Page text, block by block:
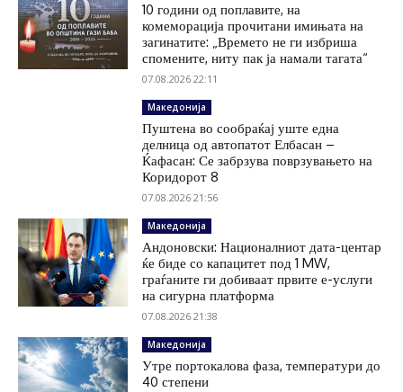
10 години од поплавите, на
комеморација прочитани имињата на
загинатите: „Времето не ги избриша
спомените, ниту пак ја намали тагата“
07.08.2026 22:11
Македонија
Пуштена во сообраќај уште една
делница од автопатот Елбасан –
Ќафасан: Се забрзува поврзувањето на
Коридорот 8
07.08.2026 21:56
Македонија
Андоновски: Националниот дата-центар
ќе биде со капацитет под 1 MW,
граѓаните ги добиваат првите е-услуги
на сигурна платформа
07.08.2026 21:38
Македонија
Утре портокалова фаза, температури до
40 степени